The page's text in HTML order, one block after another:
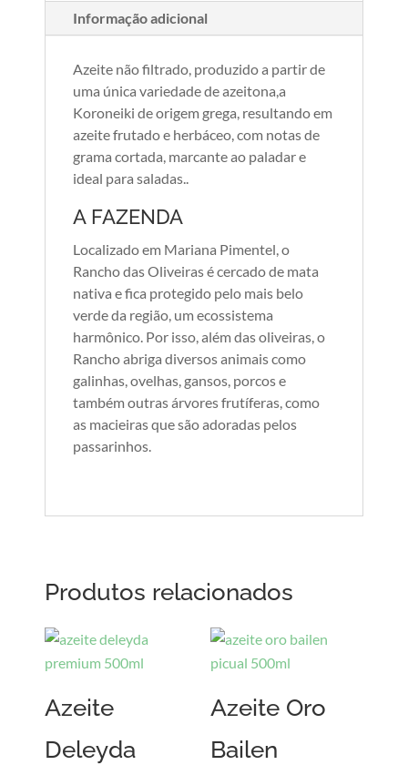
Informação adicional
Azeite não filtrado, produzido a partir de
uma única variedade de azeitona,a
Koroneiki de origem grega, resultando em
azeite frutado e herbáceo, com notas de
grama cortada, marcante ao paladar e
ideal para saladas..
A FAZENDA
Localizado em Mariana Pimentel, o
Rancho das Oliveiras é cercado de mata
nativa e fica protegido pelo mais belo
verde da região, um ecossistema
harmônico. Por isso, além das oliveiras, o
Rancho abriga diversos animais como
galinhas, ovelhas, gansos, porcos e
também outras árvores frutíferas, como
as macieiras que são adoradas pelos
passarinhos.
Produtos relacionados
Azeite
Deleyda
Azeite Oro
Bailen